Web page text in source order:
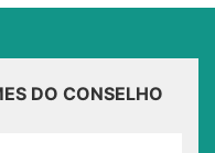
DO CONSELHO